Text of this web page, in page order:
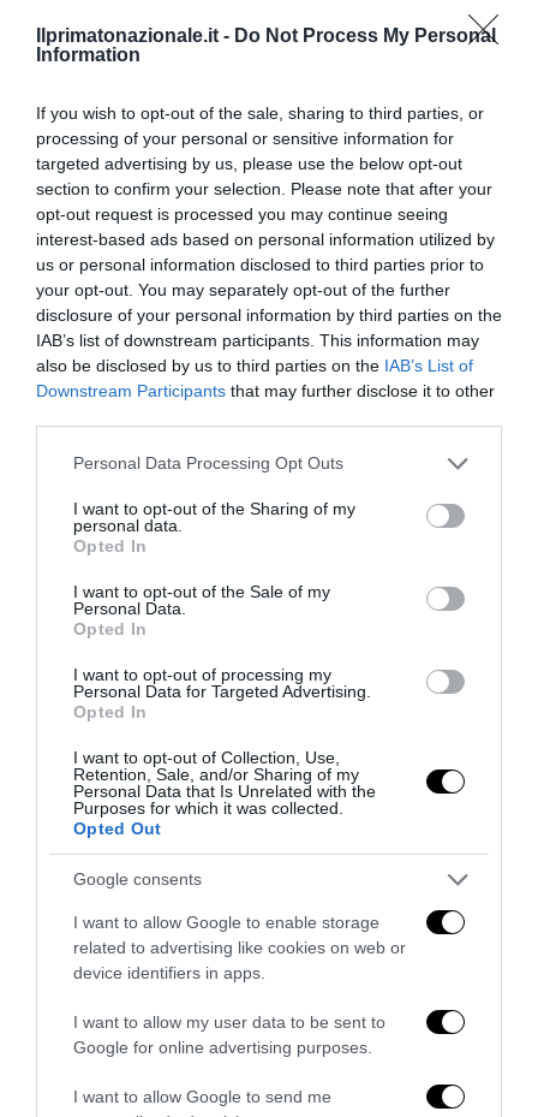
Ilprimatonazionale.it - Do Not Process My Personal
Information
If you wish to opt-out of the sale, sharing to third parties, or
processing of your personal or sensitive information for
targeted advertising by us, please use the below opt-out
section to confirm your selection. Please note that after your
opt-out request is processed you may continue seeing
interest-based ads based on personal information utilized by
us or personal information disclosed to third parties prior to
your opt-out. You may separately opt-out of the further
disclosure of your personal information by third parties on the
IAB’s list of downstream participants. This information may
also be disclosed by us to third parties on the IAB’s List of
Downstream Participants that may further disclose it to other
Please note that this website/app uses one or more Google
not limited to your visit or usage behaviour. You may click to
grant or deny consent to Google and its third-party tags to
use your data for below specified purposes in below Google
consent section.
Personal Data Processing Opt Outs
I want to opt-out of the Sharing of my
personal data.
Opted In
I want to opt-out of the Sale of my
Personal Data.
Opted In
I want to opt-out of processing my
Personal Data for Targeted Advertising.
Opted In
I want to opt-out of Collection, Use,
Retention, Sale, and/or Sharing of my
Personal Data that Is Unrelated with the
Purposes for which it was collected.
Opted Out
Google consents
I want to allow Google to enable storage
related to advertising like cookies on web or
device identifiers in apps.
I want to allow my user data to be sent to
Google for online advertising purposes.
I want to allow Google to send me
CONVIDIDI 0
LA REDAZIONE
previous post
De Klerk: Anc ha permesso discriminazione razziale contro i
next post
Spin Time, l’antifascismo commensale della Roma
7 Agosto 2026